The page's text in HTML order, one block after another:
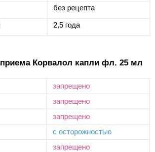
без рецепта
2,5 года
Корвалол капли фл. 25 мл
запрещено
запрещено
запрещено
с осторожностью
запрещено